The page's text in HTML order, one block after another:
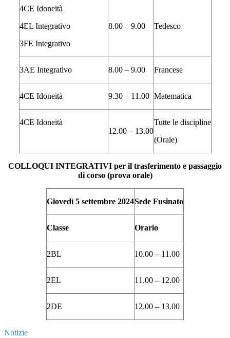
4CE Idoneità
4EL Integrativo
3FE Integrativo
8.00 – 9.00 Tedesco
3AE Integrativo 8.00 – 9.00 Francese
4CE Idoneità 9.30 – 11.00 Matematica
4CE Idoneità
12.00 – 13.00
Tutte le discipline
(Orale)
COLLOQUI INTEGRATIVI per il trasferimento e passaggio
di corso (prova orale)
Giovedì 5 settembre 2024Sede Fusinato
Classe Orario
2BL 10.00 – 11.00
2EL 11.00 – 12.00
2DE 12.00 – 13.00
Notizie